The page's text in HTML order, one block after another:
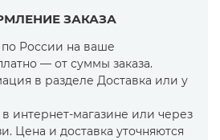
ЗАКАЗА
России на ваше
— от суммы заказа.
в разделе Доставка или у
интернет-магазине или через
Цена и доставка уточняются